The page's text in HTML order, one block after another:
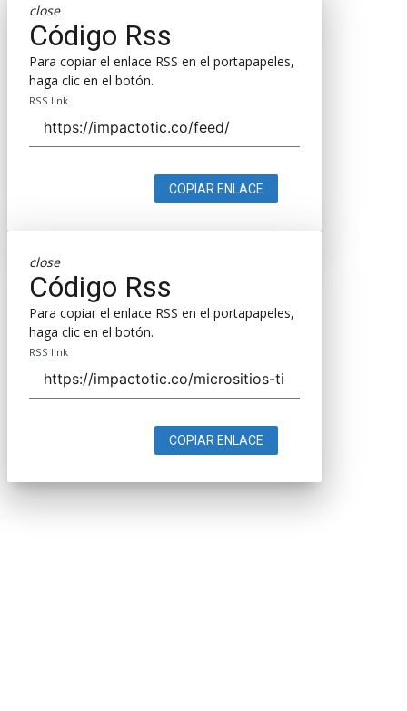
close
Código Rss
Para copiar el enlace RSS en el portapapeles,
haga clic en el botón.
RSS link
COPIAR ENLACE
close
Código Rss
Para copiar el enlace RSS en el portapapeles,
haga clic en el botón.
RSS link
COPIAR ENLACE